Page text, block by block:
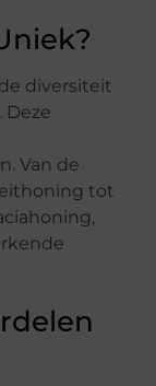
diversiteit
Deze
Van de
tot